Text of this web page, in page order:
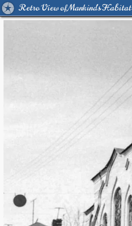
Retro View of Mankind's Habitat